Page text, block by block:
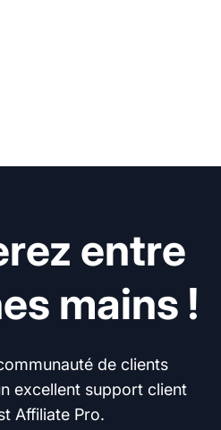
entre
mains !
de clients
excellent support client
Affiliate Pro.